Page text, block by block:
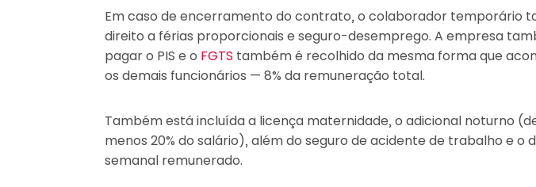
Em caso de encerramento do contrato, o colaborador temporário
direito a férias proporcionais e seguro-desemprego. A empresa
pagar o PIS e o FGTS também é recolhido da mesma forma que
os demais funcionários — 8% da remuneração total.
Também está incluída a licença maternidade, o adicional noturno
menos 20% do salário), além do seguro de acidente de trabalho e o
semanal remunerado.